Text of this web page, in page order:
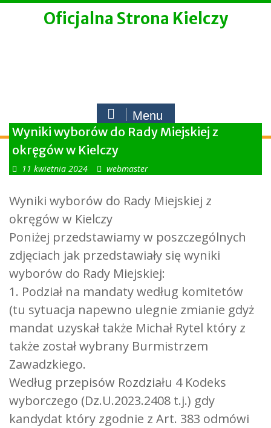
Skip
Oficjalna Strona Kielczy
Menu
Wyniki wyborów do Rady Miejskiej z
okręgów w Kielczy
11 kwietnia 2024 webmaster
Wyniki wyborów do Rady Miejskiej z
okręgów w Kielczy
Poniżej przedstawiamy w poszczególnych
zdjęciach jak przedstawiały się wyniki
wyborów do Rady Miejskiej:
1. Podział na mandaty według komitetów
(tu sytuacja napewno ulegnie zmianie gdyż
mandat uzyskał także Michał Rytel który z
także został wybrany Burmistrzem
Zawadzkiego.
Według przepisów Rozdziału 4 Kodeks
wyborczego (Dz.U.2023.2408 t.j.) gdy
kandydat który zgodnie z Art. 383 odmówi